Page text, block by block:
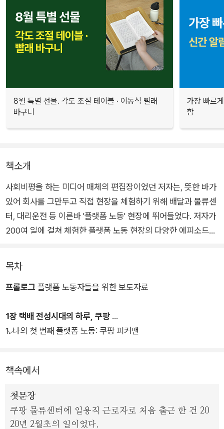
8월 특별 선물. 각도 조절 테이블 · 이동식 빨래
바구니
가장 빠르
합
책소개
사회비평을 하는 미디어 매체의 편집장이었던 저자는, 뜻한 바가
있어 회사를 그만두고 직접 현장을 체험하기 위해 배달과 물류센
터, 대리운전 등 이른바 '플랫폼 노동' 현장에 뛰어들었다. 저자가
200여 일에 걸쳐 체험한 플랫폼 노동 현장의 다양한 에피소드와
생생함을 자아낸다.
저자는 플랫폼 노동의 현실이 어떠한지, 노동자에게 플랫폼 노동
있는지 관찰하고 분석한다. 또한 쿠팡, 배민, 카카오대리와 타다
로 대표되는 IT 기술 기반의 새로운 플랫폼 경제 속에서 기업과
사회비판이라는 묵직한 주제를 다루면서도 이 책에는 따뜻함과
유머가 가득하다. 세상을 바라보는 저자의 긍정적인 태도와 인간
에 대한 애정이 느껴져 읽다 보면 저절로 미소를 짓게 된다. 또한
목차
프롤로그 플랫폼 노동자들을 위한 보도자료
1장 택배 전성시대의 하루, 쿠팡
1. 나의 첫 번째 플랫폼 노동: 쿠팡 피커맨
책속에서
첫문장
쿠팡 물류센터에 일용직 근로자로 처음 출근 한 건 20
20년 2월초의 일이었다.